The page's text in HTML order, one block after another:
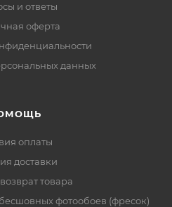
и ответы
оферта
данных
оплаты
доставки
товара
фотообоев (фресок)